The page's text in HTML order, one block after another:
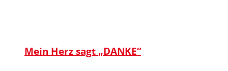
Mein Herz sagt „DANKE“